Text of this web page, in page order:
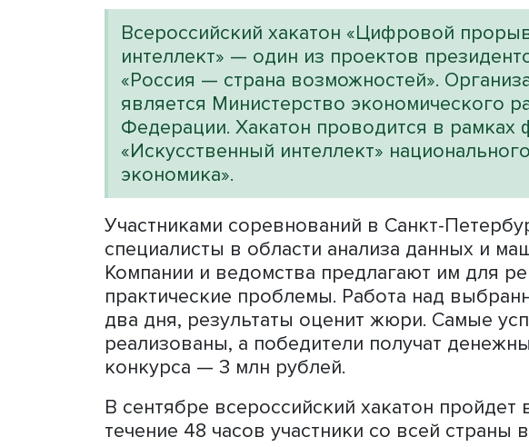
Фото: Цифровой прорыв. Сезон:
Молодые IТ-специалисты смогут
«Цифровой прорыв. Сезон:
Санкт-Петербурге стартует
фондом 3 млн рублей, а 8 сентября в
всероссийский хакатон, участники
Всероссийский хакатон
интеллект» — один из проектов
«Россия — страна возможностей».
является Министерство
Федерации. Хакатон проводится в
«Искусственный интеллект»
экономика».